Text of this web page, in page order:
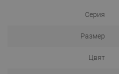
Серия
Размер
Цвят